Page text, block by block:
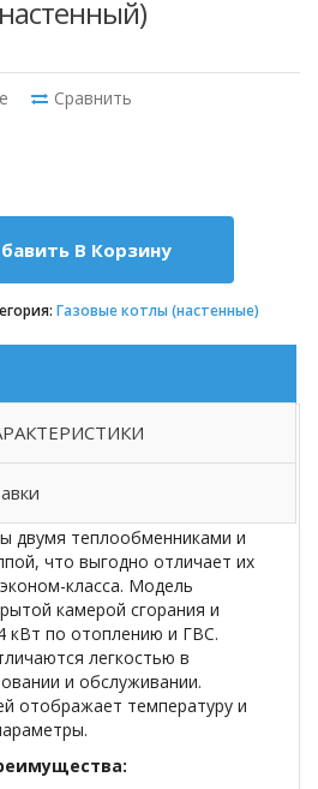
Сравнить
В Корзину
Газовые котлы (настенные)
двумя теплообменниками и
что выгодно отличает их
класса. Модель
камерой сгорания и
кВт по отоплению и ГВС.
легкостью в
и обслуживании.
отображает температуру и